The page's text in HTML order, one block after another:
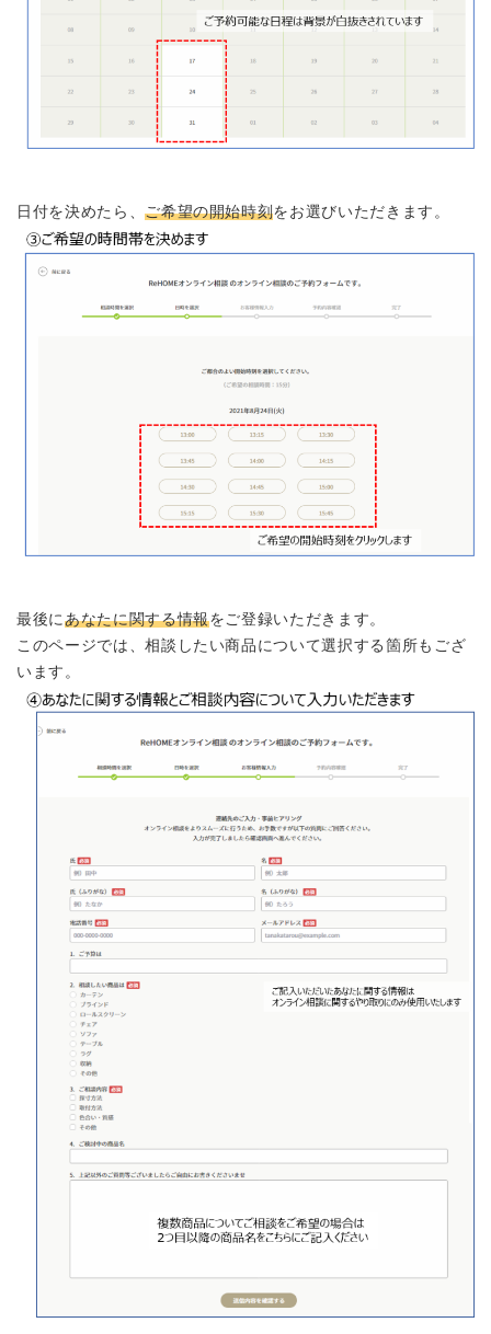
日付を決めたら、ご希望の開始時刻をお選びいただきます。
最後にあなたに関する情報をご登録いただきます。
このページでは、相談したい商品について選択する箇所もござ
います。